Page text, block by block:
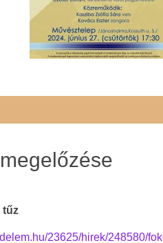
tűz
23625/hirek/248580/